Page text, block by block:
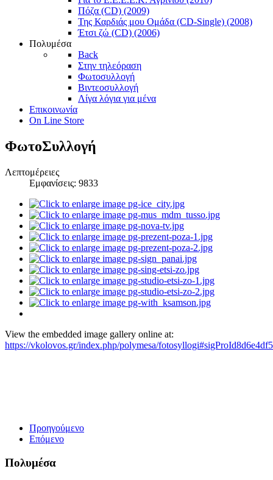
Πόζα (CD) (2009)
Της Καρδιάς μου Ομάδα (CD-Single) (2008)
Έτσι ζώ (CD) (2006)
Πολυμέσα
Back
Στην τηλεόραση
Φωτοσυλλογή
Βιντεοσυλλογή
Λίγα λόγια για μένα
Επικοινωνία
On Line Store
ΦωτοΣυλλογή
Λεπτομέρειες
Εμφανίσεις: 9833
View the embedded image gallery online at:
https://vkolovos.gr/index.php/polymesa/
Προηγούμενο
Επόμενο
Πολυμέσα